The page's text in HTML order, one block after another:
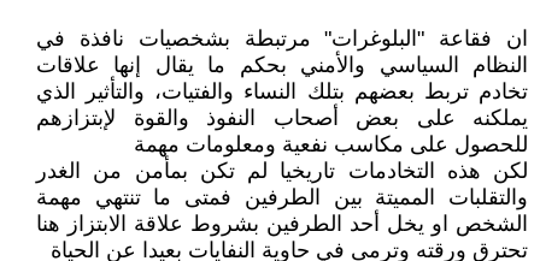
ان فقاعة "البلوغرات" مرتبطة بشخصيات نافذة في
النظام السياسي والأمني بحكم ما يقال إنها علاقات
تخادم تربط بعضهم بتلك النساء والفتيات، والتأثير الذي
يملكنه على بعض أصحاب النفوذ والقوة لإبتزازهم
للحصول على مكاسب نفعية ومعلومات مهمة
لكن هذه التخادمات تاريخيا لم تكن بمأمن من الغدر
والتقلبات المميتة بين الطرفين فمتى ما تنتهي مهمة
الشخص او يخل أحد الطرفين بشروط علاقة الابتزاز هنا
تحترق ورقته وترمى في حاوية النفايات بعيدا عن الحياة